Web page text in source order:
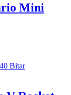
Mini